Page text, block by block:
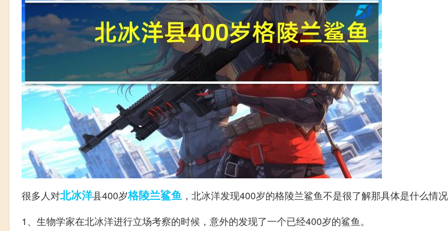
很多人对北冰洋县400岁格陵兰鲨鱼 ，北冰洋发现400岁的格陵兰鲨鱼不是很了解那具体是什么情
1、生物学家在北冰洋进行立场考察的时候，意外的发现了一个已经400岁的鲨鱼。